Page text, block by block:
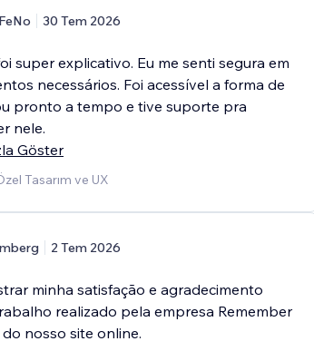
30 Tem 2026
super explicativo. Eu me senti segura em
necessários. Foi acessível a forma de
pronto a tempo e tive suporte pra
nele.
Göster
Tasarım ve UX
2 Tem 2026
minha satisfação e agradecimento
realizado pela empresa Remember
nosso site online.